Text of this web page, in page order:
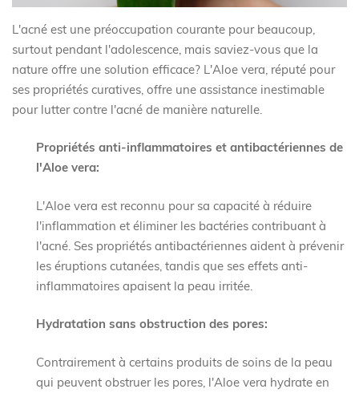
L'acné est une préoccupation courante pour beaucoup,
surtout pendant l'adolescence, mais saviez-vous que la
nature offre une solution efficace? L'Aloe vera, réputé pour
ses propriétés curatives, offre une assistance inestimable
pour lutter contre l'acné de manière naturelle.
Propriétés anti-inflammatoires et antibactériennes de
l'Aloe vera:
L'Aloe vera est reconnu pour sa capacité à réduire
l'inflammation et éliminer les bactéries contribuant à
l'acné. Ses propriétés antibactériennes aident à prévenir
les éruptions cutanées, tandis que ses effets anti-
inflammatoires apaisent la peau irritée.
Hydratation sans obstruction des pores:
Contrairement à certains produits de soins de la peau
qui peuvent obstruer les pores, l'Aloe vera hydrate en